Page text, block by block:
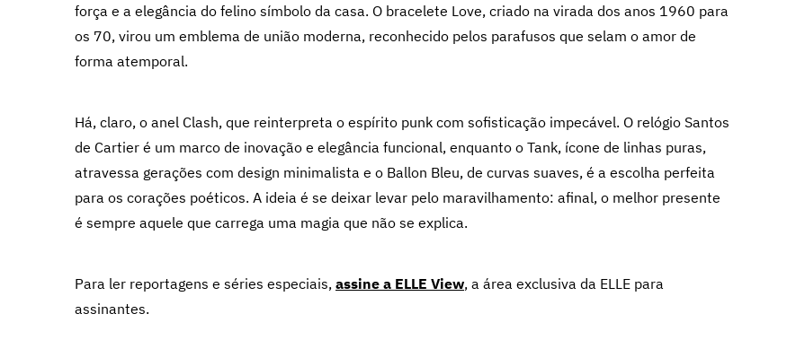
força e a elegância do felino símbolo da casa. O bracelete Love, criado na virada dos anos 1960 para
os 70, virou um emblema de união moderna, reconhecido pelos parafusos que selam o amor de
forma atemporal.
Há, claro, o anel Clash, que reinterpreta o espírito punk com sofisticação impecável. O relógio Santos
de Cartier é um marco de inovação e elegância funcional, enquanto o Tank, ícone de linhas puras,
atravessa gerações com design minimalista e o Ballon Bleu, de curvas suaves, é a escolha perfeita
para os corações poéticos. A ideia é se deixar levar pelo maravilhamento: afinal, o melhor presente
é sempre aquele que carrega uma magia que não se explica.
Para ler reportagens e séries especiais, assine a ELLE View, a área exclusiva da ELLE para
assinantes.